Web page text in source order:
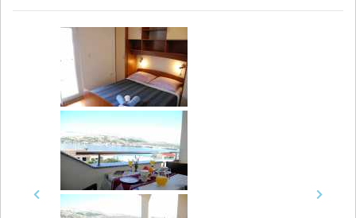
Previous Next